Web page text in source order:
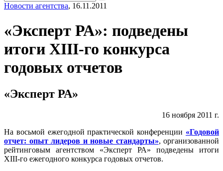
Новости агентства, 16.11.2011
«Эксперт РА»: подведены
итоги XIII-го конкурса
годовых отчетов
«Эксперт РА»
16 ноября 2011 г.
На восьмой ежегодной практической конференции «Годовой
отчет: опыт лидеров и новые стандарты», организованной
рейтинговым агентством «Эксперт РА» подведены итоги
XIII-го ежегодного конкурса годовых отчетов.